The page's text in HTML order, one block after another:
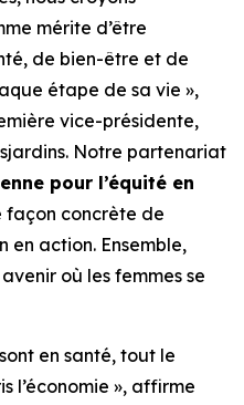
mérite d’être
de bien-être et de
étape de sa vie »,
vice-présidente,
Notre partenariat
pour l’équité en
façon concrète de
action. Ensemble,
où les femmes se
en santé, tout le
l’économie », affirme